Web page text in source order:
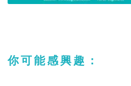
你可能感興趣：